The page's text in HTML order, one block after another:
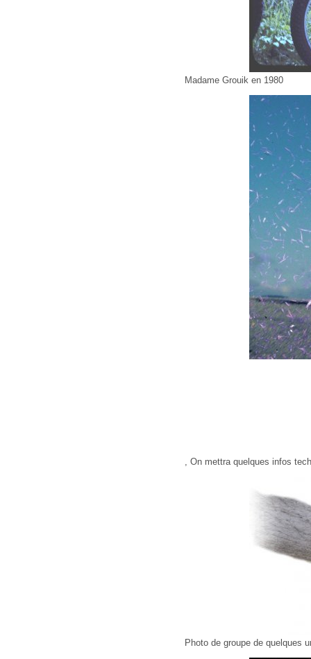
Madame Grouik en 1980
, On mettra quelques infos
Photo de groupe de quelques